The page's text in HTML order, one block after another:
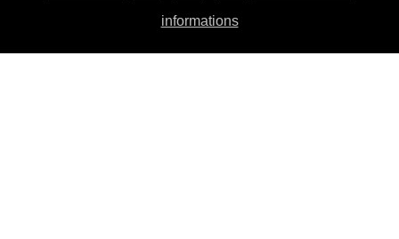
informations